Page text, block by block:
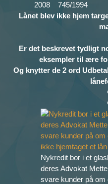
2008 745/1994
Lånet blev ikke hjem
Er det beskrevet tydligt
eksempler til ære
Og knytter de 2 ord
Nykredit bor i et
deres Advokat
svare kunder på om